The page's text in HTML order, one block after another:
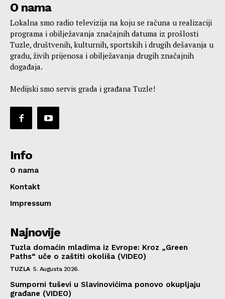
O nama
Lokalna smo radio televizija na koju se računa u realizaciji
programa i obilježavanja značajnih datuma iz prošlosti
Tuzle, društvenih, kulturnih, sportskih i drugih dešavanja u
gradu, živih prijenosa i obilježavanja drugih značajnih
događaja.
Medijski smo servis grada i građana Tuzle!
Info
O nama
Kontakt
Impressum
Najnovije
Tuzla domaćin mladima iz Evrope: Kroz „Green
Paths“ uče o zaštiti okoliša (VIDEO)
TUZLA 5. Augusta 2026.
Sumporni tuševi u Slavinovićima ponovo okupljaju
građane (VIDEO)